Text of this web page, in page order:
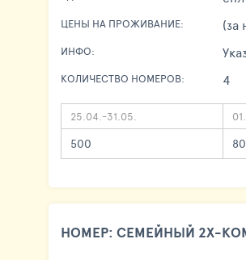
ЦЕНЫ НА ПРОЖИВАНИЕ: (за
ИНФО:
КОЛИЧЕСТВО НОМЕРОВ: 4
25.04.-31.05.
500
НОМЕР: СЕМЕЙНЫЙ 2Х-